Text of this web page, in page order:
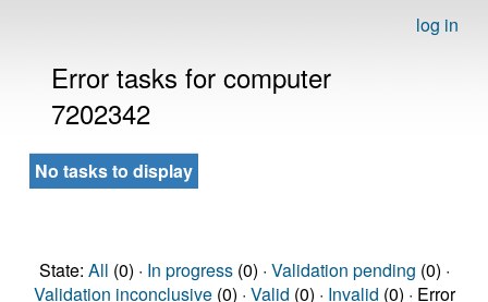
log in
Error tasks for computer
7202342
No tasks to display
State: All (0) · In progress(0) · Validation pending (0) ·
Validation inconclusive(0) · Valid (0) · Invalid (0) · Error